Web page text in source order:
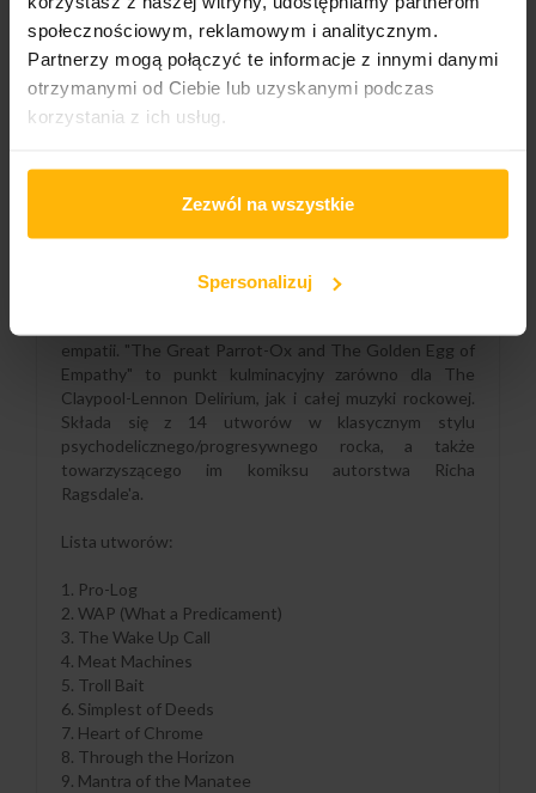
społecznościowym, reklamowym i analitycznym.
Partnerzy mogą połączyć te informacje z innymi danymi
otrzymanymi od Ciebie lub uzyskanymi podczas
korzystania z ich usług.
Zezwól na wszystkie
Spersonalizuj
Podgatunek:
Alternative Rock
egzemplarzy) to wyrafinowany album koncepcyjny,
empatii. "The Great Parrot-Ox and The Golden Egg of
Empathy" to punkt kulminacyjny zarówno dla The
Claypool-Lennon Delirium, jak i całej muzyki rockowej.
Składa się z 14 utworów w klasycznym stylu
psychodelicznego/progresywnego rocka, a także
towarzyszącego im komiksu autorstwa Richa
Ragsdale'a.
Lista utworów:
1. Pro-Log
2. WAP (What a Predicament)
3. The Wake Up Call
4. Meat Machines
5. Troll Bait
6. Simplest of Deeds
7. Heart of Chrome
8. Through the Horizon
9. Mantra of the Manatee